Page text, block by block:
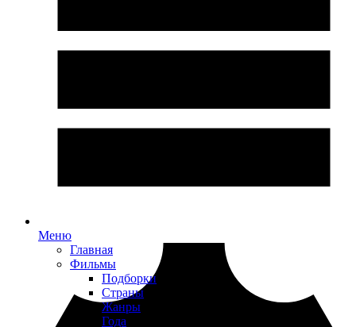
Меню
Главная
Фильмы
Подборки
Страны
Жанры
Года